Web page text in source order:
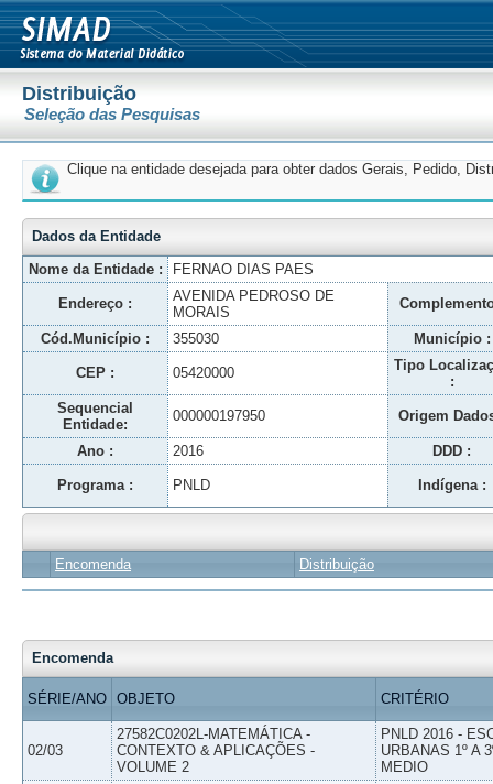
Distribuição
Seleção das Pesquisas
Clique na entidade desejada para obter dados Gerais, Pedido,
Dados da Entidade
Nome da Entidade :
FERNAO DIAS PAES
Endereço :
AVENIDA PEDROSO DE
MORAIS
Cód.Município : 355030 Município :
CEP : 05420000
Tipo
:
Sequencial
Entidade:
000000197950 Origem
Ano : 2016 DDD :
Programa : PNLD Indígena :
Encomenda Distribuição
Encomenda
SÉRIE/ANO OBJETO CRITÉRIO
02/03
27582C0202L-MATEMÁTICA -
CONTEXTO & APLICAÇÕES -
VOLUME 2
PNLD 2016 -
URBANAS 1º A
MEDIO